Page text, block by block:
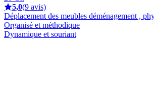
5,0(9 avis)
Déplacement des meubles déménagement ,
Organisé et méthodique
Dynamique et souriant